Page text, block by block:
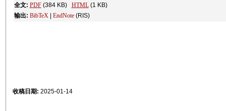
全文: PDF(384 KB) HTML(1 KB)
输出: BibTeX| EndNote(RIS)
收稿日期: 2025-01-14